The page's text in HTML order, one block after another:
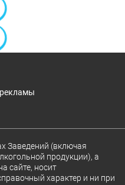
Заведений (включая
продукции), а
сайте, носит
характер и ни при